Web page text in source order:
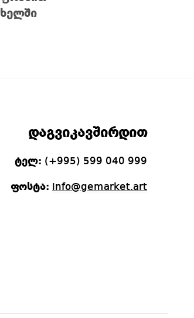
ხელში
დაგვიკავშირდით
ტელ: (+995) 599 040 999
ფოსტა: info@gemarket.art